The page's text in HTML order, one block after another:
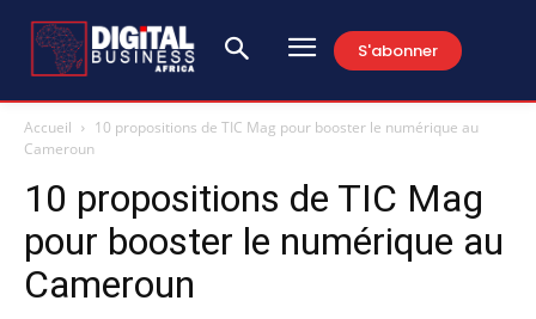
S'abonner
Accueil
10 propositions de TIC Mag pour booster le numérique au
Cameroun
10 propositions de TIC Mag
pour booster le numérique au
Cameroun